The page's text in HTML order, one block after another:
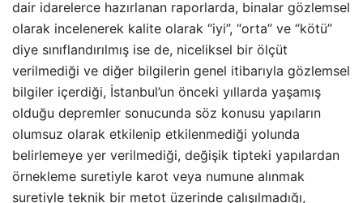
dair idarelerce hazırlanan raporlarda, binalar gözlemsel
olarak incelenerek kalite olarak “iyi”, “orta” ve “kötü”
diye sınıflandırılmış ise de, niceliksel bir ölçüt
verilmediği ve diğer bilgilerin genel itibarıyla gözlemsel
bilgiler içerdiği, İstanbul’un önceki yıllarda yaşamış
olduğu depremler sonucunda söz konusu yapıların
olumsuz olarak etkilenip etkilenmediği yolunda
belirlemeye yer verilmediği, değişik tipteki yapılardan
örnekleme suretiyle karot veya numune alınmak
suretiyle teknik bir metot üzerinde çalışılmadığı,